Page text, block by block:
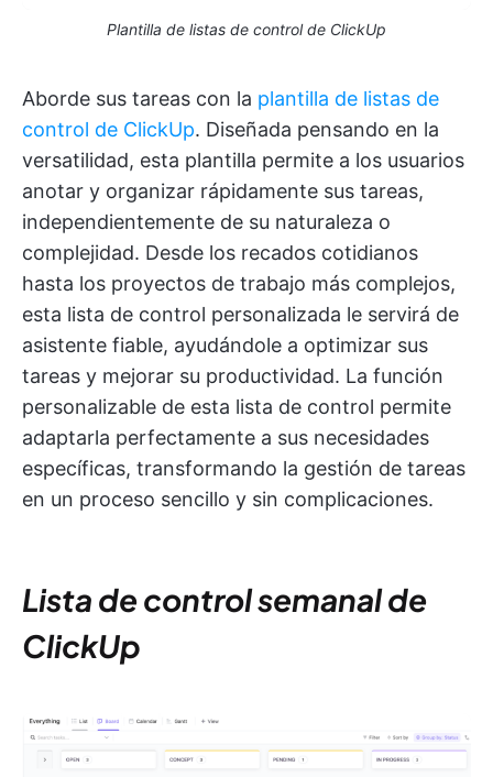
Plantilla de listas de control de ClickUp
Aborde sus tareas con la plantilla de listas de
control de ClickUp. Diseñada pensando en la
versatilidad, esta plantilla permite a los usuarios
anotar y organizar rápidamente sus tareas,
independientemente de su naturaleza o
complejidad. Desde los recados cotidianos
hasta los proyectos de trabajo más complejos,
esta lista de control personalizada le servirá de
asistente fiable, ayudándole a optimizar sus
tareas y mejorar su productividad. La función
personalizable de esta lista de control permite
adaptarla perfectamente a sus necesidades
específicas, transformando la gestión de tareas
en un proceso sencillo y sin complicaciones.
Lista de control semanal de
ClickUp